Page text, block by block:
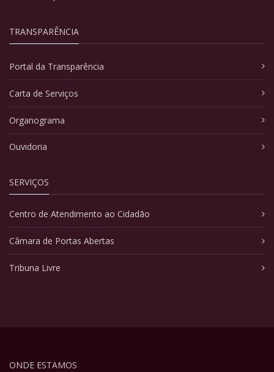
TRANSPARÊNCIA
Portal da Transparência
Carta de Serviços
Organograma
Ouvidoria
SERVIÇOS
Centro de Atendimento ao Cidadão
Câmara de Portas Abertas
Tribuna Livre
ONDE ESTAMOS